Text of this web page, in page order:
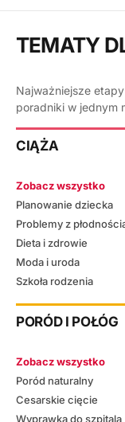
TEMATY
Najważniejsze
poradniki w jednym
CIĄŻA
Zobacz wszystko
Planowanie dziecka
Problemy z
Dieta i zdrowie
Moda i uroda
Szkoła rodzenia
PORÓD I POŁÓG
Zobacz wszystko
Poród naturalny
Cesarskie cięcie
Wyprawka do szpitala